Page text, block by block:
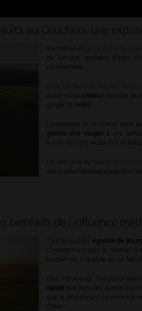
au Couchois, une
Bienvenue en Côte de Nuits et
de lumière, profitant d’étés
continentale…
Côte de Beaune, Hautes
aussi d’une chaleur estivale et
gorger de soleil
L’exposition et le climat sont
grands vins rouges à une
envier. Ils sont racés, fins et
Un rien plus au sud, le Couchois
une production beaucoup plus
bienfaits de l’influence
Tout au sud du vignoble de
L’habitat n’est plus le même :
longtemps, à la pluie qui se fait
Ces influences
rapide que dans les autres
que le Mâconnais commence
Côtes !